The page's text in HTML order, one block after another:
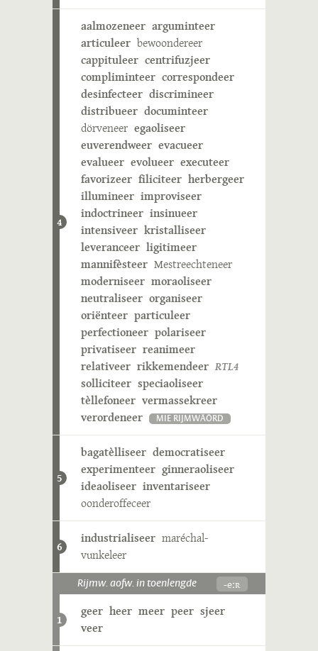
4
aalmozeneer arguminteer
articuleer bewoondereer
cappituleer centrifuzjeer
compliminteer correspondeer
desinfecteer discrimineer
distribueer documinteer
dörveneer egaoliseer
euverendweer evacueer
evalueer evolueer executeer
favorizeer filiciteer herbergeer
illumineer improviseer
indoctrineer insinueer
intensiveer kristalliseer
leveranceer ligitimeer
mannifèsteer Mestreechteneer
moderniseer moraoliseer
neutraliseer organiseer
oriënteer particuleer
perfectioneer polariseer
privatiseer reanimeer
relativeer rikkemendeer RTL4
solliciteer speciaoliseer
tèllefoneer vermassekreer
verordeneer
MIE RIJMWÄÖRD
5
bagatèlliseer democratiseer
experimenteer ginneraoliseer
ideaoliseer inventariseer
oonderoffeceer
6
industrialiseer maréchal-
vunkeleer
Rijmw. aofw. in toenlengde -eːʀ
1
geer heer meer peer sjeer
veer